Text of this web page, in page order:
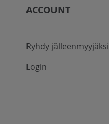
ACCOUNT
Ryhdy jälleenmyyjäksi
Login